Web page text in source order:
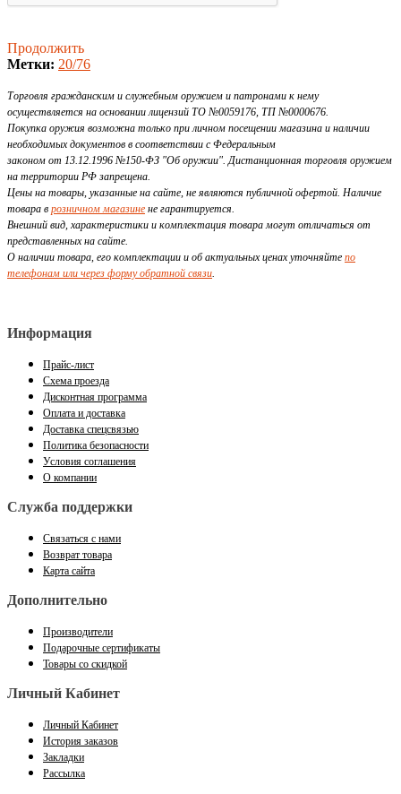
Продолжить
Метки: 20/76
Торговля гражданским и служебным оружием и патронами к нему
осуществляется на основании лицензий ТО №0059176, ТП №0000676.
Покупка оружия возможна только при личном посещении магазина и наличии
необходимых документов в соответствии с Федеральным
законом от 13.12.1996 №150-ФЗ "Об оружии". Дистанционная торговля оружием
на территории РФ запрещена.
Цены на товары, указанные на сайте, не являются публичной офертой. Наличие
товара в розничном магазине не гарантируется.
Внешний вид, характеристики и комплектация товара могут отличаться от
представленных на сайте.
О наличии товара, его комплектации и об актуальных ценах уточняйте по
телефонам или через форму обратной связи.
Информация
Прайс-лист
Схема проезда
Дисконтная программа
Оплата и доставка
Доставка спецсвязью
Политика безопасности
Условия соглашения
О компании
Служба поддержки
Связаться с нами
Возврат товара
Карта сайта
Дополнительно
Производители
Подарочные сертификаты
Товары со скидкой
Личный Кабинет
Личный Кабинет
История заказов
Закладки
Рассылка